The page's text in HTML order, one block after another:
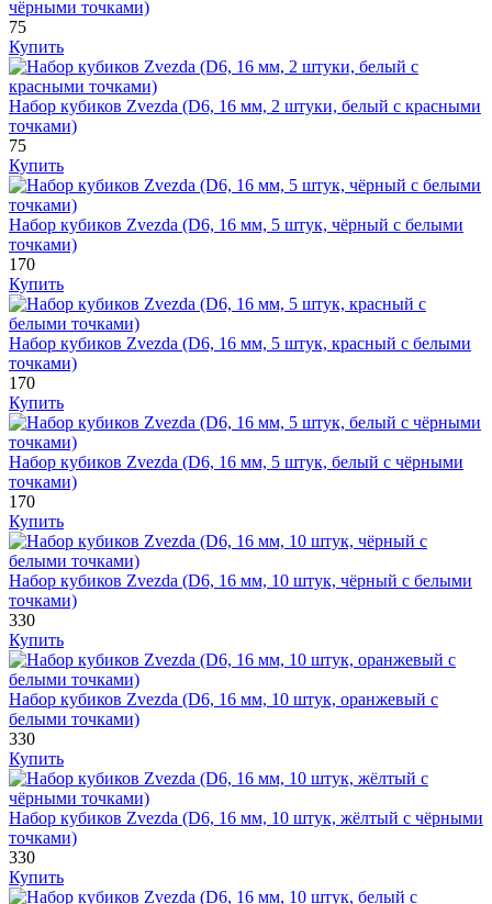
чёрными точками)
75
Купить
Набор кубиков Zvezda (D6, 16 мм, 2 штуки, белый с красными
точками)
75
Купить
Набор кубиков Zvezda (D6, 16 мм, 5 штук, чёрный с белыми
точками)
170
Купить
Набор кубиков Zvezda (D6, 16 мм, 5 штук, красный с белыми
точками)
170
Купить
Набор кубиков Zvezda (D6, 16 мм, 5 штук, белый с чёрными
точками)
170
Купить
Набор кубиков Zvezda (D6, 16 мм, 10 штук, чёрный с белыми
точками)
330
Купить
Набор кубиков Zvezda (D6, 16 мм, 10 штук, оранжевый с
белыми точками)
330
Купить
Набор кубиков Zvezda (D6, 16 мм, 10 штук, жёлтый с чёрными
точками)
330
Купить